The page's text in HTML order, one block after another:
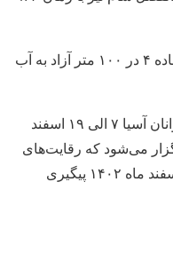
در ادامه ملی پوشان شنای ایران در ماده ۴ در ۱۰۰ متر آزاد به آب
یازدهمین دوره مسابقات قهرمانی جوانان آسیا ۷ الی ۱۹ اسفند
برگزار می‌شود که رقایت‌های
شنا این دوره از مسابقات ۷ الی ۱۰ اسفند ماه ۱۴۰۲ پیگیری